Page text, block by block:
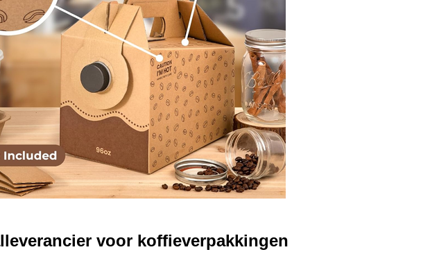
voor koffieverpakkingen